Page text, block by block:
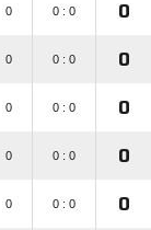
0 0 : 0 0
0 0 : 0 0
0 0 : 0 0
0 0 : 0 0
0 0 : 0 0